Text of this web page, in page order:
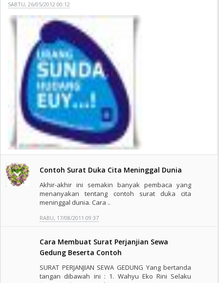
SABTU, 26/05/2012 00:12
Contoh Surat Duka Cita Meninggal Dunia
Akhir-akhir ini semakin banyak pembaca yang
menanyakan tentang contoh surat duka cita
meninggal dunia. Cara ..
RABU, 17/08/2011 09:37
Cara Membuat Surat Perjanjian Sewa
Gedung Beserta Contoh
SURAT PERJANJIAN SEWA GEDUNG Yang bertanda
tangan dibawah ini : 1. Wahyu Eko Rini Selaku